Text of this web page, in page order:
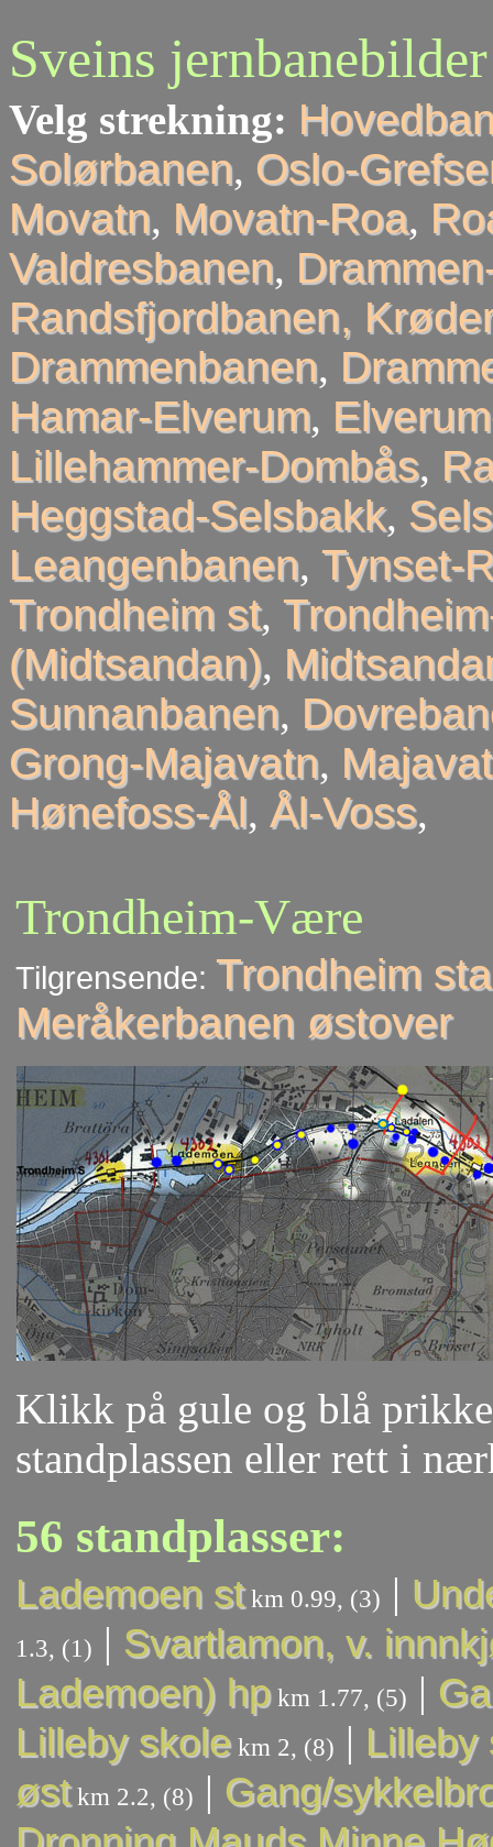
Sveins jernbanebilder
Velg strekning:
Solørbanen, Oslo-
Movatn, Movatn-Roa,
Valdresbanen,
Randsfjordbanen,
Drammenbanen,
Hamar-Elverum,
Lillehammer-Dombås,
Heggstad-Selsbakk,
Leangenbanen, Tynset-
Trondheim st,
(Midtsandan),
Sunnanbanen,
Grong-Majavatn,
Hønefoss-Ål, Ål-Voss,
Trondheim-Være
Tilgrensende: Trondheim
Meråkerbanen østover
Klikk på gule og blå
standplassen eller rett i
56 standplasser:
Lademoen stkm 0.99, (3) |
1.3, (1) | Svartlamon, v.
Lademoen) hpkm 1.77, (5) |
Lilleby skolekm 2, (8) | Lilleby
østkm 2.2, (8) | Gang/